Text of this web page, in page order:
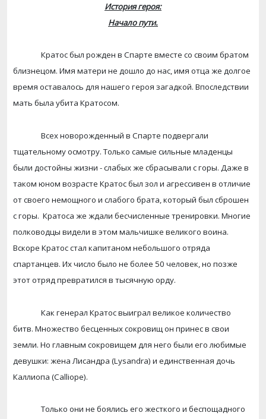
История героя:
Начало пути.
Кратос был рожден в Спарте вместе со своим братом
близнецом. Имя матери не дошло до нас, имя отца же долгое
время оставалось для нашего героя загадкой. Впоследствии
мать была убита Кратосом.
Всех новорожденный в Спарте подвергали
тщательному осмотру. Только самые сильные младенцы
были достойны жизни - слабых же сбрасывали с горы. Даже в
таком юном возрасте Кратос был зол и агрессивен в отличие
от своего немощного и слабого брата, который был сброшен
с горы. Кратоса же ждали бесчисленные тренировки. Многие
полководцы видели в этом мальчишке великого воина.
Вскоре Кратос стал капитаном небольшого отряда
спартанцев. Их число было не более 50 человек, но позже
этот отряд превратился в тысячную орду.
Как генерал Кратос выиграл великое количество
битв. Множество бесценных сокровищ он принес в свои
земли. Но главным сокровищем для него были его любимые
девушки: жена Лисандра (Lysandra) и единственная дочь
Каллиопа (Calliope).
Только они не боялись его жесткого и беспощадного